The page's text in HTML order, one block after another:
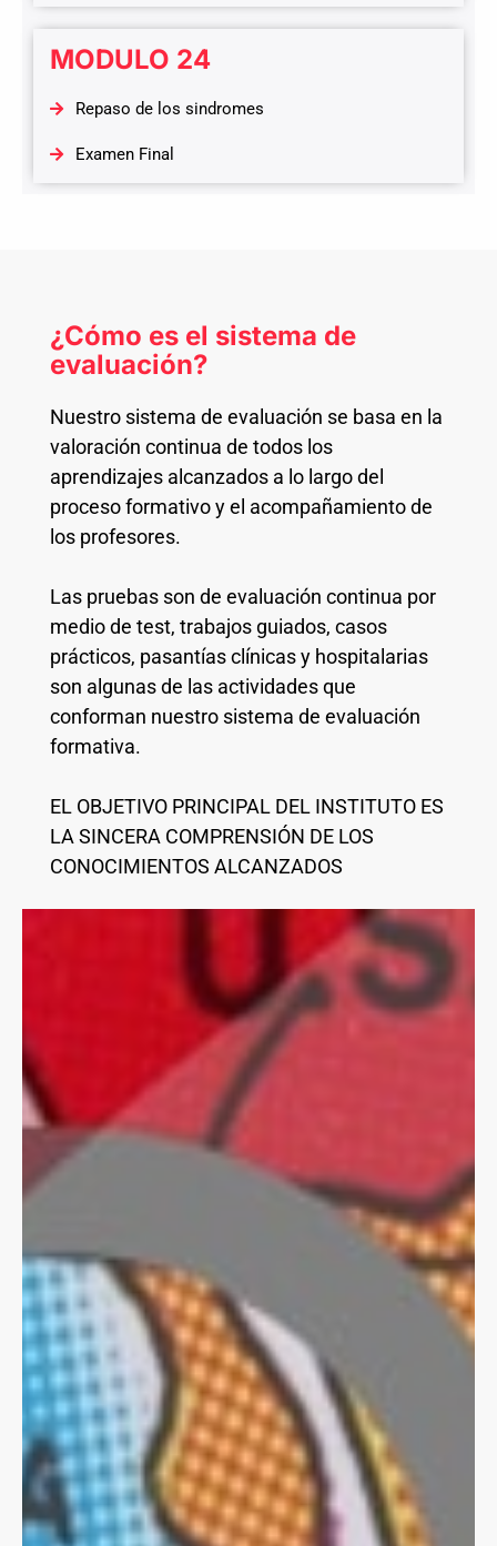
MODULO 24
Repaso de los sindromes
Examen Final
¿Cómo es el sistema de
evaluación?
Nuestro sistema de evaluación se basa en la
valoración continua de todos los
aprendizajes alcanzados a lo largo del
proceso formativo y el acompañamiento de
los profesores.
Las pruebas son de evaluación continua por
medio de test, trabajos guiados, casos
prácticos, pasantías clínicas y hospitalarias
son algunas de las actividades que
conforman nuestro sistema de evaluación
formativa.
EL OBJETIVO PRINCIPAL DEL INSTITUTO ES
LA SINCERA COMPRENSIÓN DE LOS
CONOCIMIENTOS ALCANZADOS